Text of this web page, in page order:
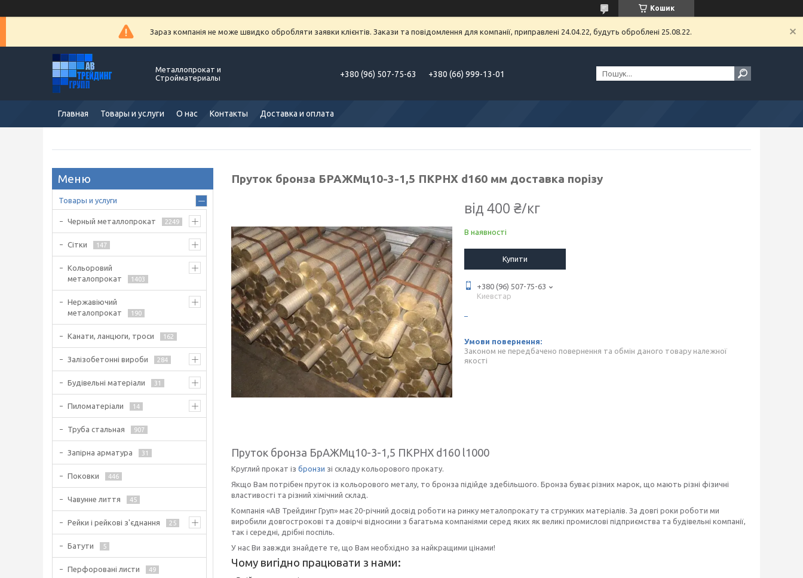
Кошик
Зараз компанія не може швидко обробляти заявки клієнтів. Закази та повідомлення для компанії, приправлені 24.04.22, будуть оброблені 25.08.22.
Металлопрокат и
Стройматериалы
+380 (96) 507-75-63 +380 (66) 999-13-01
Главная Товары и услуги О нас Контакты Доставка и оплата
Пруток бронза БРАЖМц10-3-1,5 ПКРНХ d160 мм доставка порізу
від400 ₴/кг
В наявності
Купити
+380 (96) 507-75-63
Киевстар
Законом не передбачено повернення та обмін даного товару належної
якості
Пруток бронза БрАЖМц10-3-1,5 ПКРНХ d160 l1000
Круглий прокат із бронзи зі складу кольорового прокату.
Якщо Вам потрібен пруток із кольорового металу, то бронза підійде здебільшого. Бронза буває різних марок, що мають різні фізичні
властивості та різний хімічний склад.
Компанія «АВ Трейдинг Груп» має 20-річний досвід роботи на ринку металопрокату та струнких матеріалів. За довгі роки роботи ми
виробили довгострокові та довірчі відносини з багатьма компаніями серед яких як великі промислові підприємства та будівельні компанії,
так і середні, дрібні поспіль.
У нас Ви завжди знайдете те, що Вам необхідно за найкращими цінами!
Чому вигідно працювати з нами:
Товары и услуги
Черный металлопрокат 2249
Сітки 147
Кольоровий
металопрокат
1403
Нержавіючий
металопрокат
190
Канати, ланцюги, троси 162
Залізобетонні вироби 284
Будівельні матеріали 31
Пиломатеріали 14
Труба стальная 907
Запірна арматура 31
Поковки 446
Чавунне лиття 45
Рейки і рейкові з'єднання 25
Батути 5
Перфоровані листи 49